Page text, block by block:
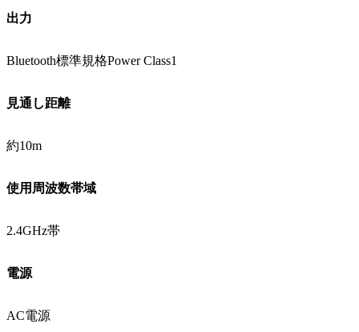
出力
Bluetooth標準規格Power Class1
見通し距離
約10m
使用周波数帯域
2.4GHz帯
電源
AC電源